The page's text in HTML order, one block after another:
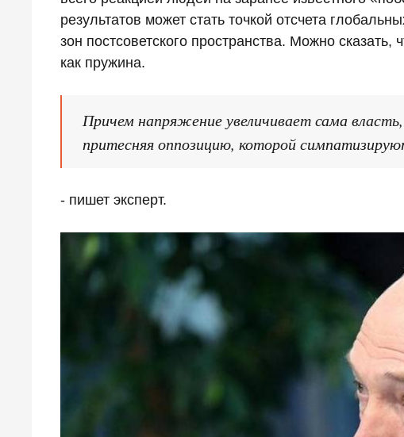
результатов может стать точкой отсчета
зон постсоветского пространства. Можно
как пружина.
Причем напряжение увеличивает сама
притесняя оппозицию, которой
- пишет эксперт.